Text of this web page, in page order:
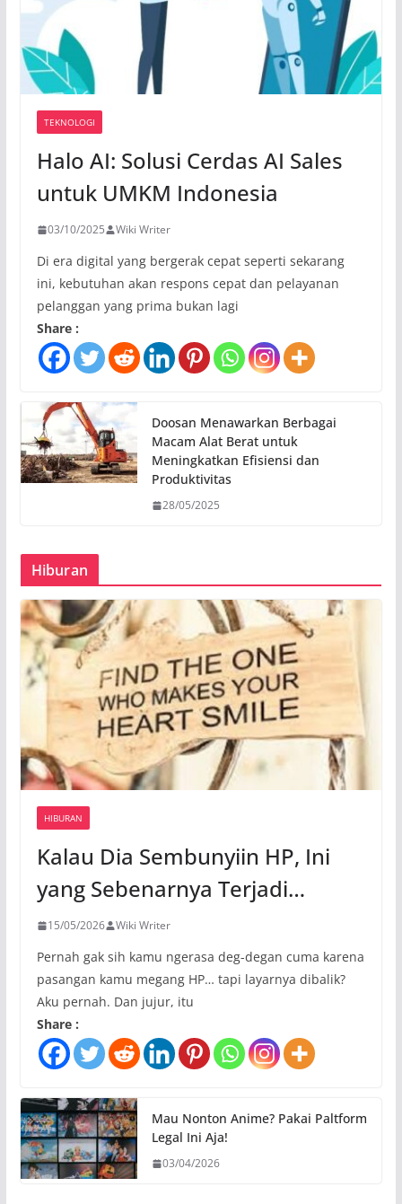
TEKNOLOGI
Halo AI: Solusi Cerdas AI Sales
untuk UMKM Indonesia
03/10/2025 Wiki Writer
Di era digital yang bergerak cepat seperti sekarang
ini, kebutuhan akan respons cepat dan pelayanan
pelanggan yang prima bukan lagi
Share :
Doosan Menawarkan Berbagai
Macam Alat Berat untuk
Meningkatkan Efisiensi dan
Produktivitas
28/05/2025
Hiburan
HIBURAN
Kalau Dia Sembunyiin HP, Ini
yang Sebenarnya Terjadi…
15/05/2026 Wiki Writer
Pernah gak sih kamu ngerasa deg-degan cuma karena
pasangan kamu megang HP… tapi layarnya dibalik?
Aku pernah. Dan jujur, itu
Share :
Mau Nonton Anime? Pakai Paltform
Legal Ini Aja!
03/04/2026